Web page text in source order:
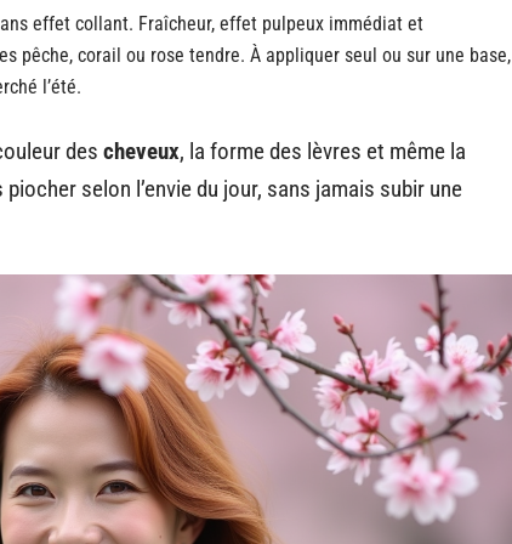
effet collant. Fraîcheur, effet pulpeux immédiat et
pêche, corail ou rose tendre. À appliquer seul ou sur une base,
l’été.
des cheveux, la forme des lèvres et même la
selon l’envie du jour, sans jamais subir une